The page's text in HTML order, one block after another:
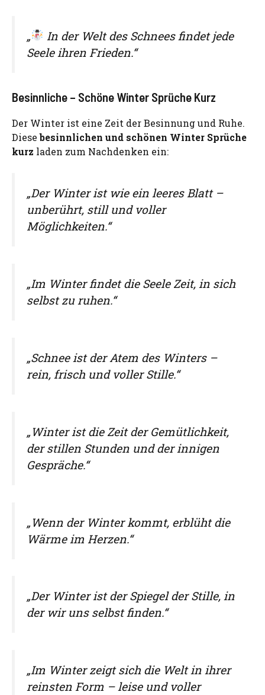
„
In der Welt des Schnees findet jede
Seele ihren Frieden.“
Besinnliche – Schöne Winter Sprüche Kurz
Der Winter ist eine Zeit der Besinnung und Ruhe.
Diesebesinnlichen und schönen Winter Sprüche
kurz laden zum Nachdenken ein:
„Der Winter ist wie ein leeres Blatt –
unberührt, still und voller
Möglichkeiten.“
„Im Winter findet die Seele Zeit, in sich
selbst zu ruhen.“
„Schnee ist der Atem des Winters –
rein, frisch und voller Stille.“
„Winter ist die Zeit der Gemütlichkeit,
der stillen Stunden und der innigen
Gespräche.“
„Wenn der Winter kommt, erblüht die
Wärme im Herzen.“
„Der Winter ist der Spiegel der Stille, in
der wir uns selbst finden.“
„Im Winter zeigt sich die Welt in ihrer
reinsten Form – leise und voller